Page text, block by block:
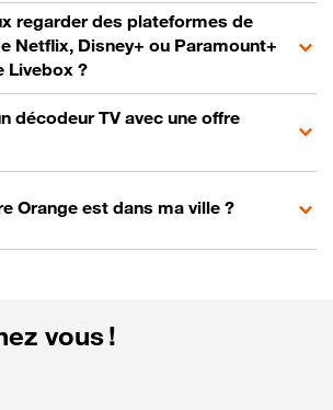
regarder des plateformes de
Netflix, Disney+ ou Paramount+
Livebox ?
décodeur TV avec une offre
Orange est dans ma ville ?
vous !